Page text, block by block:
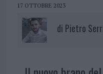
17 OTTOBRE 2023
di Pietro